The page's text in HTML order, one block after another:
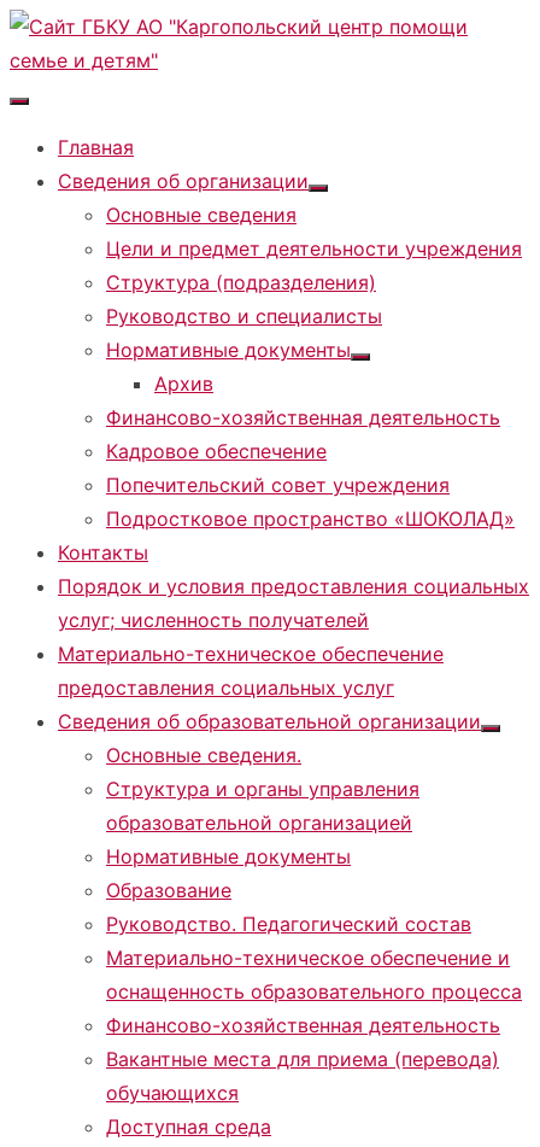
Перейти
к
содержимому
Главная
Сведения об организации
Показать
Основные сведения
Цели и предмет деятельности учреждения
Структура (подразделения)
Руководство и специалисты
Нормативные документы
Показать
Архив
Финансово-хозяйственная деятельность
Кадровое обеспечение
Попечительский совет учреждения
Подростковое пространство «ШОКОЛАД»
Контакты
Порядок и условия предоставления социальных
услуг; численность получателей
Материально-техническое обеспечение
предоставления социальных услуг
Сведения об образовательной организации
Основные сведения.
Структура и органы управления
образовательной организацией
Нормативные документы
Образование
Руководство. Педагогический состав
Материально-техническое обеспечение и
оснащенность образовательного процесса
Финансово-хозяйственная деятельность
Вакантные места для приема (перевода)
обучающихся
Доступная среда